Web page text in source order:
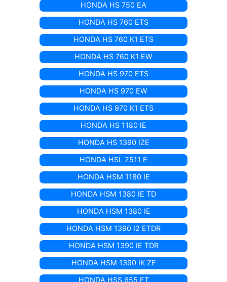
HONDA HS 750 EA
HONDA HS 760 ETS
HONDA HS 760 K1 ETS
HONDA HS 760 K1 EW
HONDA HS 970 ETS
HONDA HS 970 EW
HONDA HS 970 K1 ETS
HONDA HS 1180 IE
HONDA HS 1390 IZE
HONDA HSL 2511 E
HONDA HSM 1180 IE
HONDA HSM 1380 IE TD
HONDA HSM 1380 IE
HONDA HSM 1390 I2 ETDR
HONDA HSM 1390 IE TDR
HONDA HSM 1390 IK ZE
HONDA HSS 655 ET